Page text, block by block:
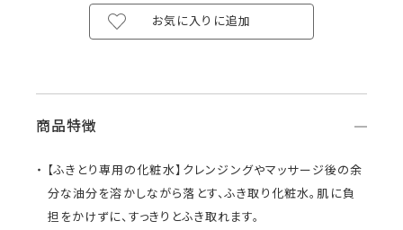
お気に入りに追加
商品特徴
【ふきとり専用の化粧水】クレンジングやマッサージ後の余
分な油分を溶かしながら落とす、ふき取り化粧水。肌に負
担をかけずに、すっきりとふき取れます。